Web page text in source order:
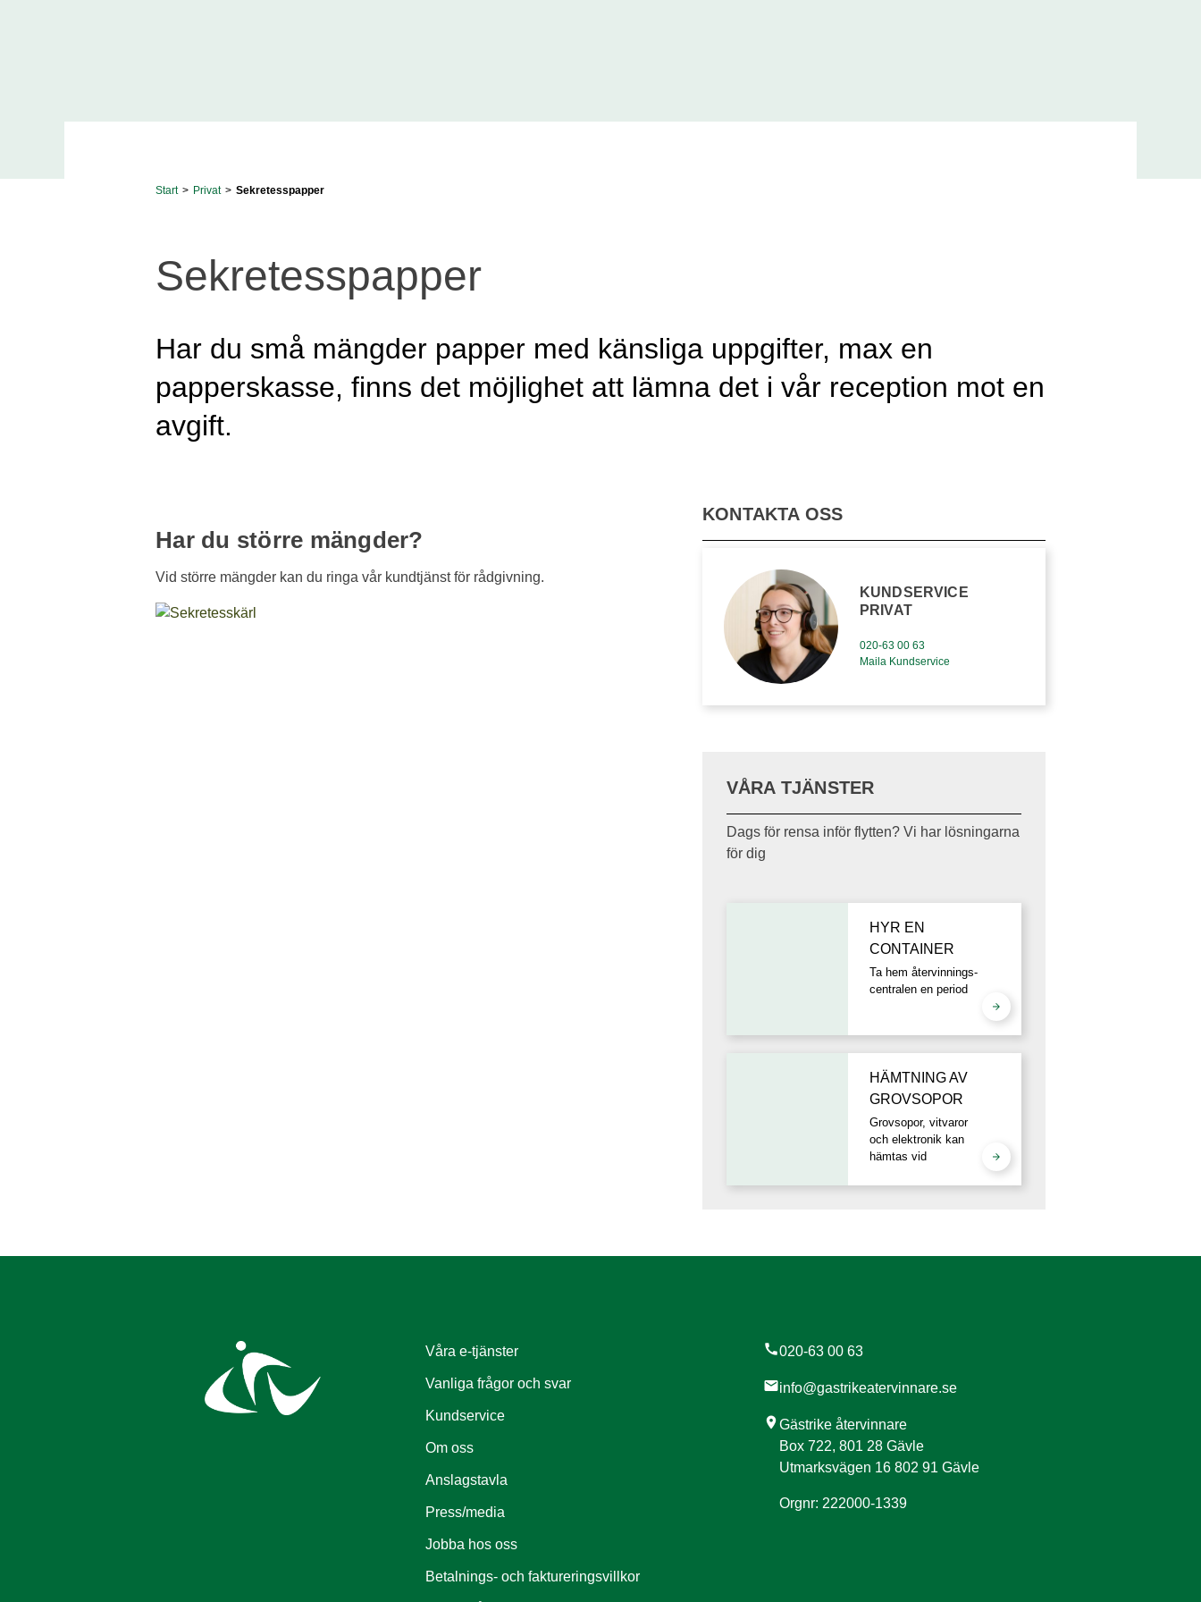
Start > Privat > Sekretesspapper
Sekretesspapper
Har du små mängder papper med känsliga uppgifter, max en
papperskasse, finns det möjlighet att lämna det i vår reception mot en
avgift.
Har du större mängder?
Vid större mängder kan du ringa vår kundtjänst för rådgivning.
KONTAKTA OSS
KUNDSERVICE
PRIVAT
020-63 00 63
Maila Kundservice
VÅRA TJÄNSTER
Dags för rensa inför flytten? Vi har lösningarna
för dig
HYR EN
CONTAINER
Ta hem återvinnings-
centralen en period
HÄMTNING AV
GROVSOPOR
Grovsopor, vitvaror
och elektronik kan
hämtas vid
Våra e-tjänster
Vanliga frågor och svar
Kundservice
Om oss
Anslagstavla
Press/media
Jobba hos oss
Betalnings- och faktureringsvillkor
call020-63 00 63
mailinfo@gastrikeatervinnare.se
location_onGästrike återvinnare
Box 722, 801 28 Gävle
Utmarksvägen 16 802 91 Gävle
Orgnr: 222000-1339